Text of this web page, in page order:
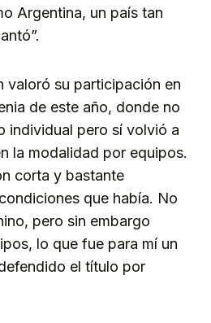
Argentina, un país tan
valoró su participación en
de este año, donde no
individual pero sí volvió a
la modalidad por equipos.
corta y bastante
que había. No
pero sin embargo
lo que fue para mí un
el título por